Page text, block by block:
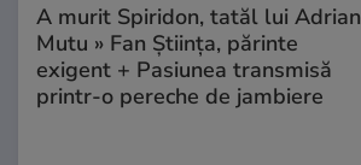
A murit Spiridon, tatăl lui Adrian
Mutu » Fan Știința, părinte
exigent + Pasiunea transmisă
printr-o pereche de jambiere